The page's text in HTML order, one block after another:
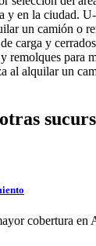
y en la ciudad.
un camión o
carga y
remolques para
al alquilar un
cobertura en